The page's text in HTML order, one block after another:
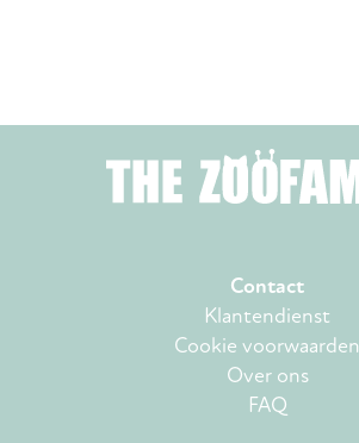
Contact
Klantendienst
Cookie voorwaarden
Over ons
FAQ